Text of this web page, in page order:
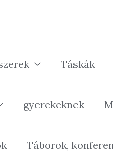
Táskák
gyerekeknek
Táborok,